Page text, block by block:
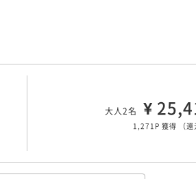
大人2名 ¥
1,271P 獲得 （還